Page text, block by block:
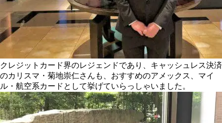
クレジットカード界のレジェンドであり、キャッシュレス決済
のカリスマ・菊地崇仁さんも、おすすめのアメックス、マイ
ル・航空系カードとして挙げていらっしゃいました。